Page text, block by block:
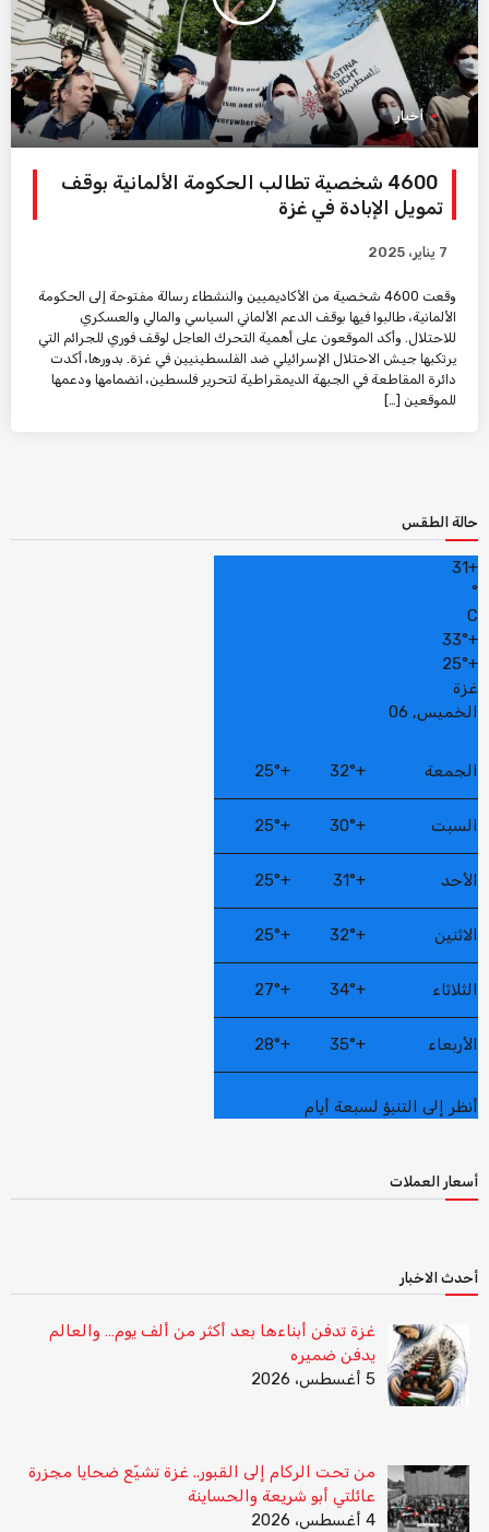
أخبار
4600 شخصية تطالب الحكومة الألمانية بوقف
تمويل الإبادة في غزة
7 يناير، 2025
وقعت 4600 شخصية من الأكاديميين والنشطاء رسالة مفتوحة إلى الحكومة
الألمانية، طالبوا فيها بوقف الدعم الألماني السياسي والمالي والعسكري
للاحتلال. وأكد الموقعون على أهمية التحرك العاجل لوقف فوري للجرائم التي
يرتكبها جيش الاحتلال الإسرائيلي ضد الفلسطينيين في غزة. بدورها، أكدت
دائرة المقاطعة في الجبهة الديمقراطية لتحرير فلسطين، انضمامها ودعمها
للموقعين […]
حالة الطقس
+
31
°
C
+
33°
+
25°
غزة
الخميس, 06
الجمعة +
32°
+
25°
السبت +
30°
+
25°
الأحد +
31°
+
25°
الاثنين +
32°
+
25°
الثلاثاء +
34°
+
27°
الأربعاء +
35°
+
28°
أنظر إلى التنبؤ لسبعة أيام
أسعار العملات
أحدث الاخبار
غزة تدفن أبناءها بعد أكثر من ألف يوم… والعالم
يدفن ضميره
5 أغسطس، 2026
من تحت الركام إلى القبور.. غزة تشيّع ضحايا مجزرة
عائلتي أبو شريعة والحساينة
4 أغسطس، 2026